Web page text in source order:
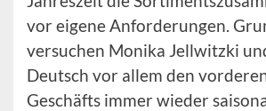
vor eigene Anforderungen.
versuchen Monika Jellwitzki
Deutsch vor allem den
Geschäfts immer wieder